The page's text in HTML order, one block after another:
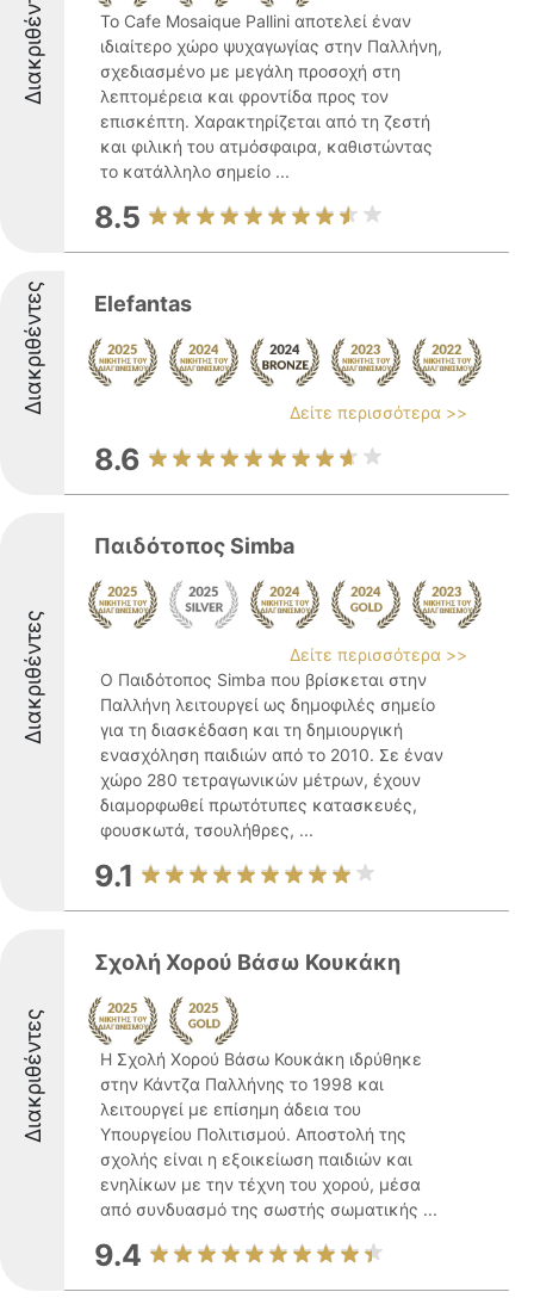
Διακριθέντες
Το Cafe Mosaique Pallini αποτελεί έναν
ιδιαίτερο χώρο ψυχαγωγίας στην Παλλήνη,
σχεδιασμένο με μεγάλη προσοχή στη
λεπτομέρεια και φροντίδα προς τον
επισκέπτη. Χαρακτηρίζεται από τη ζεστή
και φιλική του ατμόσφαιρα, καθιστώντας
το κατάλληλο σημείο ...
8.5
Διακριθέντες Elefantas
Δείτε περισσότερα >>
8.6
Διακριθέντες
Παιδότοπος Simba
Δείτε περισσότερα >>
Ο Παιδότοπος Simba που βρίσκεται στην
Παλλήνη λειτουργεί ως δημοφιλές σημείο
για τη διασκέδαση και τη δημιουργική
ενασχόληση παιδιών από το 2010. Σε έναν
χώρο 280 τετραγωνικών μέτρων, έχουν
διαμορφωθεί πρωτότυπες κατασκευές,
φουσκωτά, τσουλήθρες, ...
9.1
Διακριθέντες
Σχολή Χορού Βάσω Κουκάκη
Η Σχολή Χορού Βάσω Κουκάκη ιδρύθηκε
στην Κάντζα Παλλήνης το 1998 και
λειτουργεί με επίσημη άδεια του
Υπουργείου Πολιτισμού. Αποστολή της
σχολής είναι η εξοικείωση παιδιών και
ενηλίκων με την τέχνη του χορού, μέσα
από συνδυασμό της σωστής σωματικής ...
9.4